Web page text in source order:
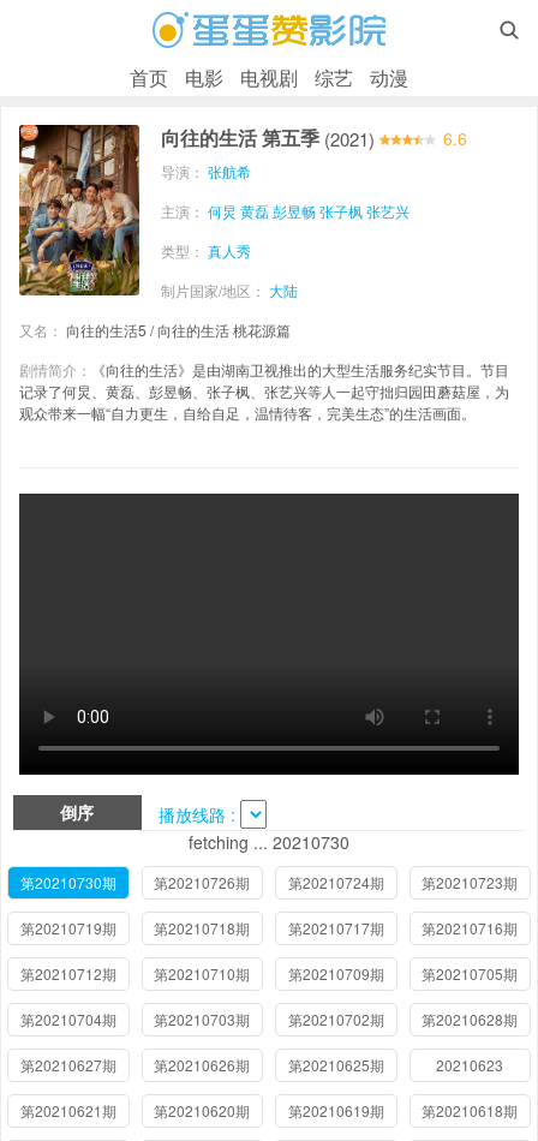

首页 电影 电视剧 综艺 动漫
向往的生活 第五季 (2021) 6.6
导演： 张航希
主演： 何炅 黄磊彭昱畅张子枫张艺兴
类型： 真人秀
制片国家/地区： 大陆
又名： 向往的生活5 / 向往的生活 桃花源篇
剧情简介：
《向往的生活》是由湖南卫视推出的大型生活服务纪实节目。节目
记录了何炅、黄磊、彭昱畅、张子枫、张艺兴等人一起守拙归园田蘑菇屋，为
观众带来一幅“自力更生，自给自足，温情待客，完美生态”的生活画面。
倒序
播放线路 :
fetching ... 20210730
第20210730期 第20210726期 第20210724期 第20210723期
第20210719期 第20210718期 第20210717期 第20210716期
第20210712期 第20210710期 第20210709期 第20210705期
第20210704期 第20210703期 第20210702期 第20210628期
第20210627期 第20210626期 第20210625期 20210623
第20210621期 第20210620期 第20210619期 第20210618期